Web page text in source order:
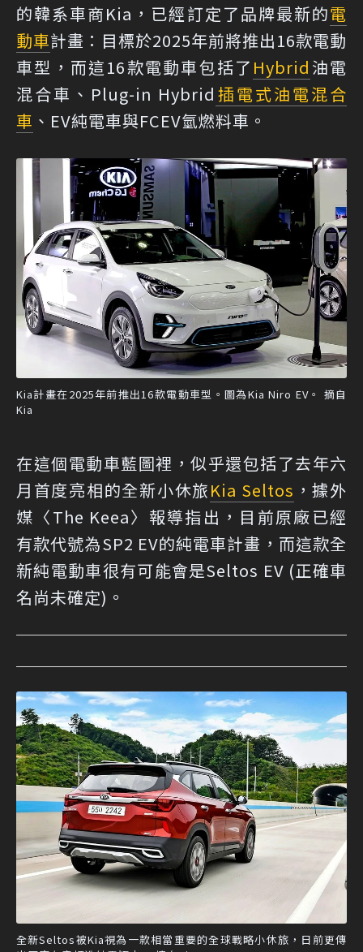
的韓系車商Kia，已經訂定了品牌最新的電
動車計畫：目標於2025年前將推出16款電動
車型，而這16款電動車包括了 Hybrid 油電
混合車、Plug-in Hybrid 插電式油電混合
車 、EV純電車與FCEV氫燃料車。
Kia計畫在2025年前推出16款電動車型。圖為Kia Niro EV。 摘自
Kia
在這個電動車藍圖裡，似乎還包括了去年六
月首度亮相的全新小休旅Kia Seltos ，據外
媒〈The Keea〉報導指出，目前原廠已經
有款代號為SP2 EV的純電車計畫，而這款全
新純電動車很有可能會是Seltos EV (正確車
名尚未確定)。
全新Seltos被Kia視為一款相當重要的全球戰略小休旅，日前更傳